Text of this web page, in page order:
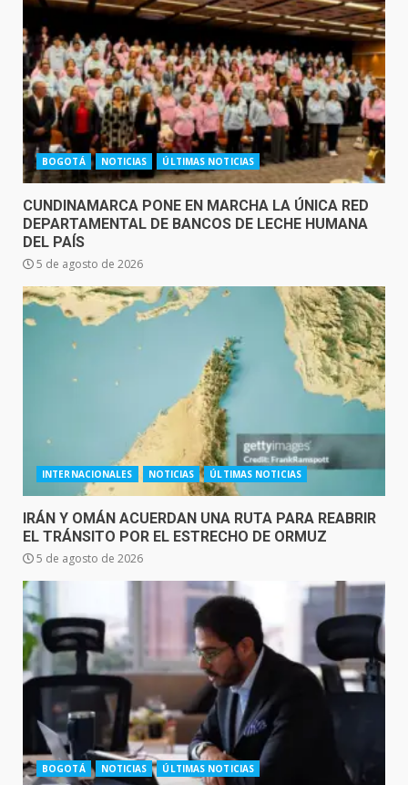
BOGOTÁ NOTICIAS ÚLTIMAS NOTICIAS
CUNDINAMARCA PONE EN MARCHA LA ÚNICA RED
DEPARTAMENTAL DE BANCOS DE LECHE HUMANA
DEL PAÍS
5 de agosto de 2026
INTERNACIONALES NOTICIAS ÚLTIMAS NOTICIAS
IRÁN Y OMÁN ACUERDAN UNA RUTA PARA REABRIR
EL TRÁNSITO POR EL ESTRECHO DE ORMUZ
5 de agosto de 2026
BOGOTÁ NOTICIAS ÚLTIMAS NOTICIAS